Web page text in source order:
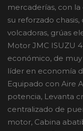
mercaderías, con
su reforzado
volcadoras, grúas
Motor JMC ISUZU
económico, de
líder en economía
Equipado con Aire
potencia, Levanta
centralizado de
motor, Cabina